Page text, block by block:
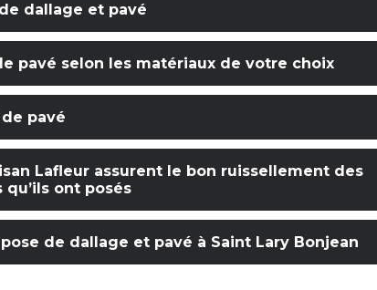
dallage et pavé
pavé selon les matériaux de votre choix
pavé
Lafleur assurent le bon ruissellement des
ont posés
de dallage et pavé à Saint Lary Bonjean